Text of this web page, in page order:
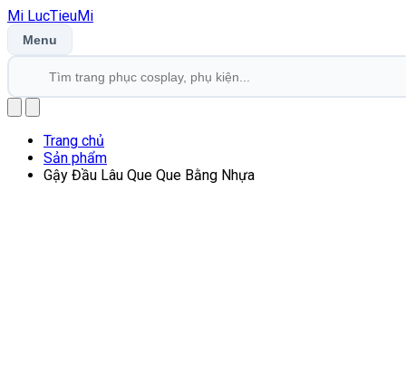
Mi LucTieuMi
Menu
Trang chủ
Sản phẩm
Gậy Đầu Lâu Que Que Bằng Nhựa